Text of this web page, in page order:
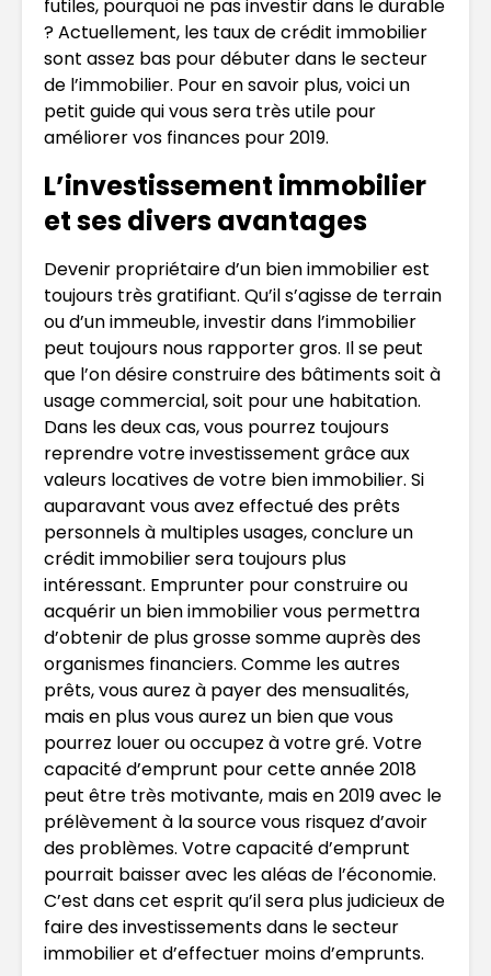
futiles, pourquoi ne pas investir dans le durable
? Actuellement, les taux de crédit immobilier
sont assez bas pour débuter dans le secteur
de l’immobilier. Pour en savoir plus, voici un
petit guide qui vous sera très utile pour
améliorer vos finances pour 2019.
L’investissement immobilier
et ses divers avantages
Devenir propriétaire d’un bien immobilier est
toujours très gratifiant. Qu’il s’agisse de terrain
ou d’un immeuble, investir dans l’immobilier
peut toujours nous rapporter gros. Il se peut
que l’on désire construire des bâtiments soit à
usage commercial, soit pour une habitation.
Dans les deux cas, vous pourrez toujours
reprendre votre investissement grâce aux
valeurs locatives de votre bien immobilier. Si
auparavant vous avez effectué des prêts
personnels à multiples usages, conclure un
crédit immobilier sera toujours plus
intéressant. Emprunter pour construire ou
acquérir un bien immobilier vous permettra
d’obtenir de plus grosse somme auprès des
organismes financiers. Comme les autres
prêts, vous aurez à payer des mensualités,
mais en plus vous aurez un bien que vous
pourrez louer ou occupez à votre gré. Votre
capacité d’emprunt pour cette année 2018
peut être très motivante, mais en 2019 avec le
prélèvement à la source vous risquez d’avoir
des problèmes. Votre capacité d’emprunt
pourrait baisser avec les aléas de l’économie.
C’est dans cet esprit qu’il sera plus judicieux de
faire des investissements dans le secteur
immobilier et d’effectuer moins d’emprunts.